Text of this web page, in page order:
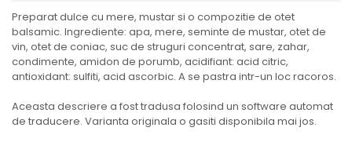
Ulei Huilerie Beaujolaise
Ulei Huileries du Berry
Uleiuri aromatizate
Ulei Wiberg Gastro
Preparat dulce cu mere, mustar si o compozitie de otet
balsamic. Ingrediente: apa, mere, seminte de mustar, otet de
vin, otet de coniac, suc de struguri concentrat, sare, zahar,
condimente, amidon de porumb, acidifiant: acid citric,
antioxidant: sulfiti, acid ascorbic. A se pastra intr-un loc racoros.
Aceasta descriere a fost tradusa folosind un software automat
de traducere. Varianta originala o gasiti disponibila mai jos.